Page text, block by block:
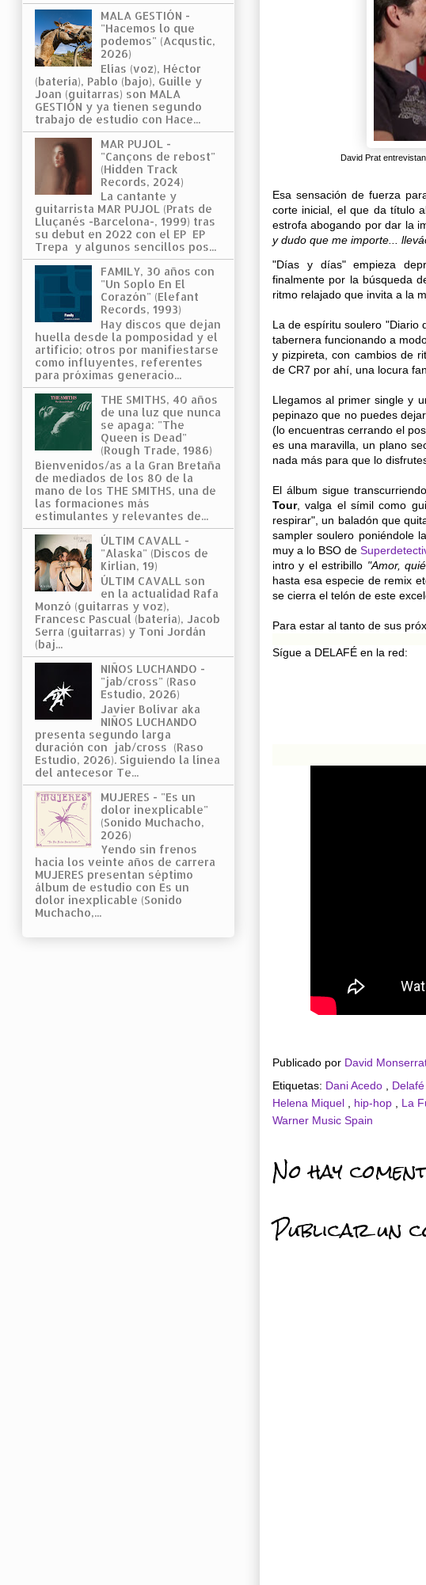
David Prat
Esa sensación de fuerza
corte inicial, el que da título
estrofa abogando por dar la
y dudo que me importe...
"Días y días" empieza
finalmente por la búsqueda
ritmo relajado que invita a la
La de espíritu soulero "Diario
tabernera funcionando a
y pizpireta, con cambios de
de CR7 por ahí, una locura
Llegamos al primer single y
pepinazo que no puedes
(lo encuentras cerrando el
es una maravilla, un plano
nada más para que lo
El álbum sigue
Tour, valga el símil como
respirar", un baladón que
sampler soulero poniéndole
muy a lo BSO de
intro y el estribillo "Amor,
hasta esa especie de remix
se cierra el telón de este
Para estar al tanto de sus
Sígue a DELAFÉ en la red:
Publicado por David
Etiquetas: Dani Acedo Delafé
Helena Miquel
hip-hop La
Warner Music Spain
No hay
Publicar un
MALA GESTIÓN -
"Hacemos lo que
podemos" (Acqustic,
2026)
Elías (voz), Héctor
(batería), Pablo (bajo), Guille y
Joan (guitarras) son MALA
GESTIÓN y ya tienen segundo
trabajo de estudio con Hace...
MAR PUJOL -
"Cançons de rebost"
(Hidden Track
Records, 2024)
La cantante y
guitarrista MAR PUJOL (Prats de
Lluçanés -Barcelona-, 1999) tras
su debut en 2022 con el EP EP
Trepa y algunos sencillos pos...
FAMILY, 30 años con
"Un Soplo En El
Corazón" (Elefant
Records, 1993)
Hay discos que dejan
huella desde la pomposidad y el
artificio; otros por manifiestarse
como influyentes, referentes
para próximas generacio...
THE SMITHS, 40 años
de una luz que nunca
se apaga: "The
Queen is Dead"
(Rough Trade, 1986)
Bienvenidos/as a la Gran Bretaña
de mediados de los 80 de la
mano de los THE SMITHS, una de
las formaciones más
estimulantes y relevantes de...
ÚLTIM CAVALL -
"Alaska" (Discos de
Kirlian, 19)
ÚLTIM CAVALL son
en la actualidad Rafa
Monzó (guitarras y voz),
Francesc Pascual (batería), Jacob
Serra (guitarras) y Toni Jordán
(baj...
NIÑOS LUCHANDO -
"jab/cross" (Raso
Estudio, 2026)
Javier Bolívar aka
NIÑOS LUCHANDO
presenta segundo larga
duración con jab/cross (Raso
Estudio, 2026). Siguiendo la línea
del antecesor Te...
MUJERES - "Es un
dolor inexplicable"
(Sonido Muchacho,
2026)
Yendo sin frenos
hacia los veinte años de carrera
MUJERES presentan séptimo
álbum de estudio con Es un
dolor inexplicable (Sonido
Muchacho,...